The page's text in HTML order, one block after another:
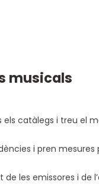
musicals
els catàlegs i treu el
i pren mesures
les emissores i de